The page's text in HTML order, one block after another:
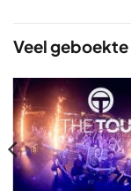
5
based
on
1
ratings
Veel